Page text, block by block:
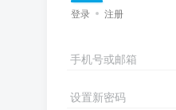
登录 注册
手机号或邮箱
设置新密码